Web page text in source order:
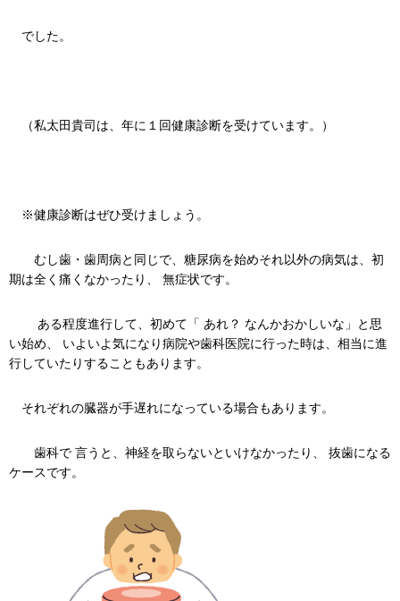
でした。
（私太田貴司は、年に１回健康診断を受けています。）
※健康診断はぜひ受けましょう。
むし歯・歯周病と同じで、糖尿病を始めそれ以外の病気は、初
期は全く痛くなかったり、 無症状です。
ある程度進行して、初めて「 あれ？ なんかおかしいな」と思
い始め、 いよいよ気になり病院や歯科医院に行った時は、相当に進
行していたりすることもあります。
それぞれの臓器が手遅れになっている場合もあります。
歯科で 言うと、神経を取らないといけなかったり、 抜歯になる
ケースです。